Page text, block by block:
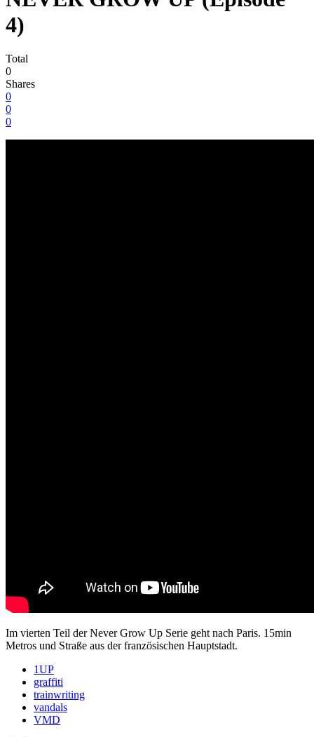
4)
Total
0
Shares
0
0
0
Im vierten Teil der Never Grow Up Serie geht nach Paris. 15min
Metros und Straße aus der französischen Hauptstadt.
1UP
graffiti
trainwriting
vandals
VMD